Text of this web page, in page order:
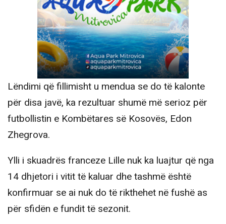
Lëndimi që fillimisht u mendua se do të kalonte
për disa javë, ka rezultuar shumë më serioz për
futbollistin e Kombëtares së Kosovës, Edon
Zhegrova.
Ylli i skuadrës franceze Lille nuk ka luajtur që nga
14 dhjetori i vitit të kaluar dhe tashmë është
konfirmuar se ai nuk do të rikthehet në fushë as
për sfidën e fundit të sezonit.